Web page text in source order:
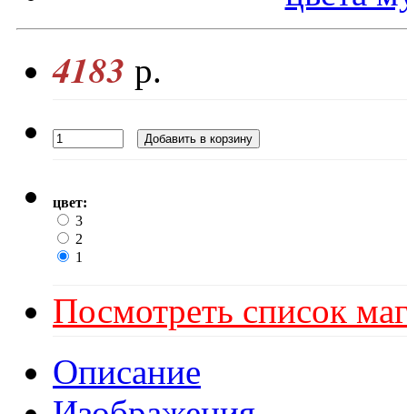
4183 р.
цвет:
3
2
1
Посмотреть список
Описание